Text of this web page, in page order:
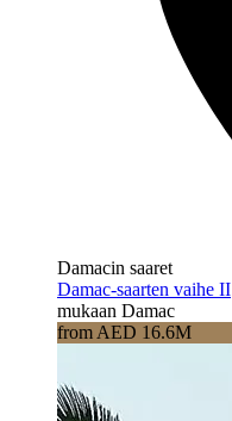
Damacin saaret
Damac-saarten vaihe II
mukaan Damac
from AED 16.6M